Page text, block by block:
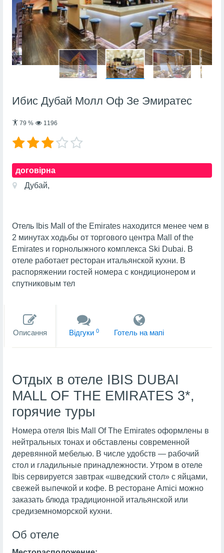
Ибис Дубай Молл Оф Зе Эмиратес
79 % 1196
договірна
Дубай,
Отель Ibis Mall of the Emirates находится менее чем в
2 минутах ходьбы от торгового центра Mall of the
Emirates и горнолыжного комплекса Ski Dubai. В
отеле работает ресторан итальянской кухни. В
распоряжении гостей номера с кондиционером и
спутниковым тел
Описання Вiдгуки 0 Готель на мапi
Отдых в отеле IBIS DUBAI
MALL OF THE EMIRATES 3*,
горячие туры
Номера отеля Ibis Mall Of The Emirates оформлены в
нейтральных тонах и обставлены современной
деревянной мебелью. В числе удобств — рабочий
стол и гладильные принадлежности. Утром в отеле
Ibis сервируется завтрак «шведский стол» с яйцами,
свежей выпечкой и кофе. В ресторане Amici можно
заказать блюда традиционной итальянской или
средиземноморской кухни.
Об отеле